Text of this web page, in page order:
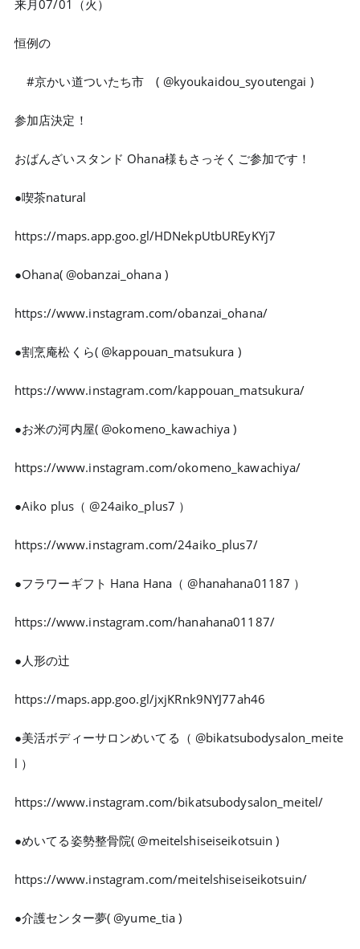
来月07/01（火）
恒例の
#京かい道ついたち市 ( @kyoukaidou_syoutengai )
参加店決定！
おばんざいスタンド Ohana様もさっそくご参加です！
●喫茶natural
https://maps.app.goo.gl/HDNekpUtbUREyKYj7
●Ohana( @obanzai_ohana )
https://www.instagram.com/obanzai_ohana/
●割烹庵松くら( @kappouan_matsukura )
https://www.instagram.com/kappouan_matsukura/
●お米の河内屋( @okomeno_kawachiya )
https://www.instagram.com/okomeno_kawachiya/
●Aiko plus（ @24aiko_plus7 ）
https://www.instagram.com/24aiko_plus7/
●フラワーギフト Hana Hana（ @hanahana01187 ）
https://www.instagram.com/hanahana01187/
●人形の辻
https://maps.app.goo.gl/jxjKRnk9NYJ77ah46
●美活ボディーサロンめいてる（ @bikatsubodysalon_meite
l ）
https://www.instagram.com/bikatsubodysalon_meitel/
●めいてる姿勢整骨院( @meitelshiseiseikotsuin )
https://www.instagram.com/meitelshiseiseikotsuin/
●介護センター夢( @yume_tia )